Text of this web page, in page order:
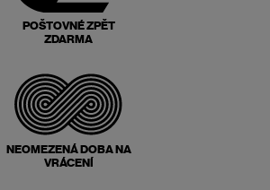
POŠTOVNÉ ZPĚT
ZDARMA
NEOMEZENÁ DOBA NA
VRÁCENÍ